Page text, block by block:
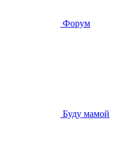
Форум
Буду мамой